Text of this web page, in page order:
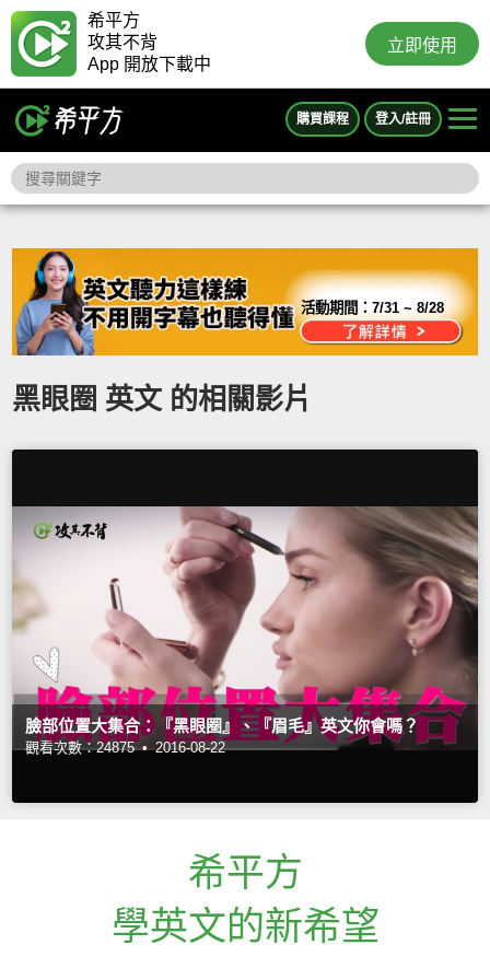
希平方
攻其不背
App 開放下載中
立即使用
購買課程 登入/註冊
活動期間：7/31 ~ 8/28
黑眼圈 英文 的相關影片
臉部位置大集合：『黑眼圈』、『眉毛』英文你會嗎？
觀看次數：24875 • 2016-08-22
希平方
學英文的新希望